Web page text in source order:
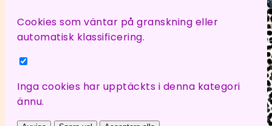
Cookies som väntar på granskning eller
automatisk klassificering.
Inga cookies har upptäckts i denna kategori
ännu.